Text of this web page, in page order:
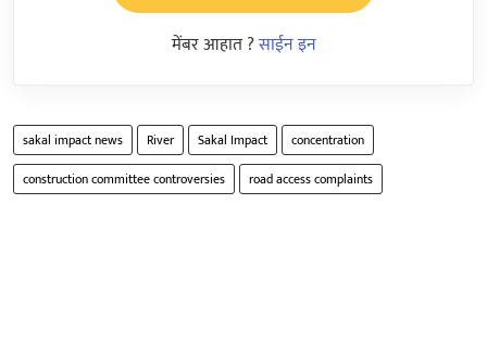
मेंबर आहात ?साईन इन
sakal impact news River Sakal Impact
concentration
construction committee controversies
road access complaints